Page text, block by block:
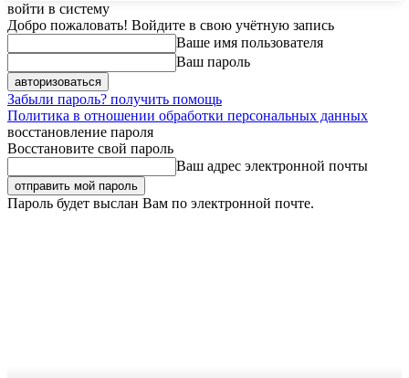
войти в систему
Добро пожаловать! Войдите в свою учётную запись
Ваше имя пользователя
Ваш пароль
Забыли пароль? получить помощь
Политика в отношении обработки персональных данных
восстановление пароля
Восстановите свой пароль
Ваш адрес электронной почты
Пароль будет выслан Вам по электронной почте.